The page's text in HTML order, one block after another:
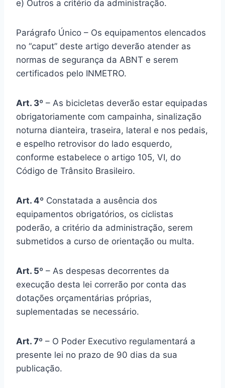
e) Outros a critério da administração.
Parágrafo Único – Os equipamentos elencados
no “caput” deste artigo deverão atender as
normas de segurança da ABNT e serem
certificados pelo INMETRO.
Art. 3º – As bicicletas deverão estar equipadas
obrigatoriamente com campainha, sinalização
noturna dianteira, traseira, lateral e nos pedais,
e espelho retrovisor do lado esquerdo,
conforme estabelece o artigo 105, VI, do
Código de Trânsito Brasileiro.
Art. 4º Constatada a ausência dos
equipamentos obrigatórios, os ciclistas
poderão, a critério da administração, serem
submetidos a curso de orientação ou multa.
Art. 5º – As despesas decorrentes da
execução desta lei correrão por conta das
dotações orçamentárias próprias,
suplementadas se necessário.
Art. 7º – O Poder Executivo regulamentará a
presente lei no prazo de 90 dias da sua
publicação.